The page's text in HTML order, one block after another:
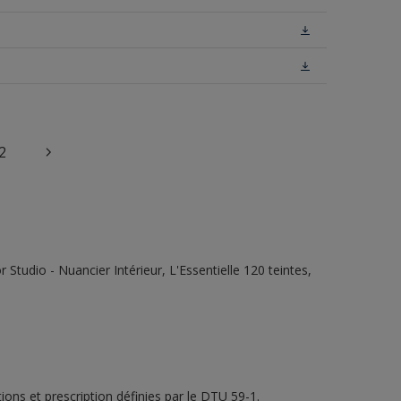
Studio - Nuancier Intérieur, L'Essentielle 120 teintes,
et prescription définies par le DTU 59-1.